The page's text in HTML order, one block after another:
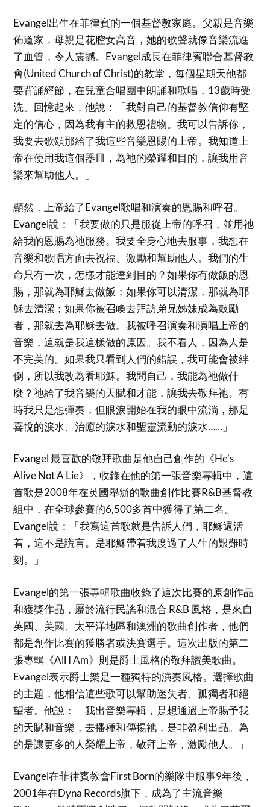
Evangel出生在菲律賓的一個基督教家庭。父親是音樂
佈道家，母親是花腔女高音，她的歌聲就像音樂流進
了血管，令人震撼。Evangel成長在菲律賓聯合基督教
會(United Church of Christ)的教堂，每個星期天他都
要背誦經節，在兒童合唱團中朗誦和歌唱，13歲時受
洗。回憶起來，他說：「我對自己的基督教信仰有堅
定的信心，因為我有主的救恩禮物。我可以告訴你，
我要去歌頌那給了我這些音樂恩賜的上帝。我知道上
帝在使用我這個器皿，為祂的榮耀和目的，讓我用音
樂來幫助他人。」
顯然，上帝給了Evangel歌唱和演奏的恩賜和呼召。
Evangel說：「我要做的只是服從上帝的呼召，並用祂
給我的恩賜為祂服務。我要全身心地去服事，我想在
音樂和歌唱方面去祝福、激勵和幫助他人。我們的生
命只有一次，怎樣才能達到目的？如果你有做飯的恩
賜，那就為耶穌去做飯；如果你可以清潔，那就為耶
穌去清潔；如果你被召喚去拜訪弟兄姊妹成為鼓勵
者，那就去為耶穌去做。我被呼召演奏和演唱上帝的
音樂，這就是我這樣做的原因。我不看人，因為人是
不完美的。如果我只看到人們的錯誤，我可能會被絆
倒，所以我改為看耶穌。我問自己，我能為祂做什
麼？祂給了我音樂的天賦和才能，讓我去敬拜祂。有
時我只是想彈奏，但眼淚開始在我的眼中流淌，那是
喜悅的淚水、治癒的淚水和聖靈流動的淚水……」
Evangel 最喜歡的敬拜歌曲是他自己創作的《He’s
Alive Not A Lie》，收錄在他的第一張音樂專輯中，這
首歌是2008年在英國舉辦的歌曲創作比賽R&B基督教
組中，在全球參賽的6,500多首中獲得了第二名。
Evangel說：「我寫這首歌就是告訴人們，耶穌還活
着，這不是謊言。是耶穌帶着我度過了人生的艱難時
刻。」
Evangel的第一張專輯歌曲收錄了這次比賽的原創作品
和獲獎作品，屬於流行民謠和混合 R&B 風格，是來自
英國、美國、太平洋地區和澳洲的歌曲創作者，他們
都是創作比賽的獲勝者或決賽選手。這次出版的第二
張專輯《All I Am》則是爵士風格的敬拜讚美歌曲。
Evangel表示爵士樂是一種獨特的演奏風格。選擇歌曲
的主題，他相信這些歌可以幫助迷失者、孤獨者和絕
望者。他說：「我出音樂專輯，是想通過上帝賜予我
的天賦和音樂，去播種和傳揚祂，是非盈利出品。為
的是讓更多的人榮耀上帝，敬拜上帝，激勵他人。」
Evangel在菲律賓教會First Born的樂隊中服事9年後，
2001年在Dyna Records旗下，成為了主流音樂